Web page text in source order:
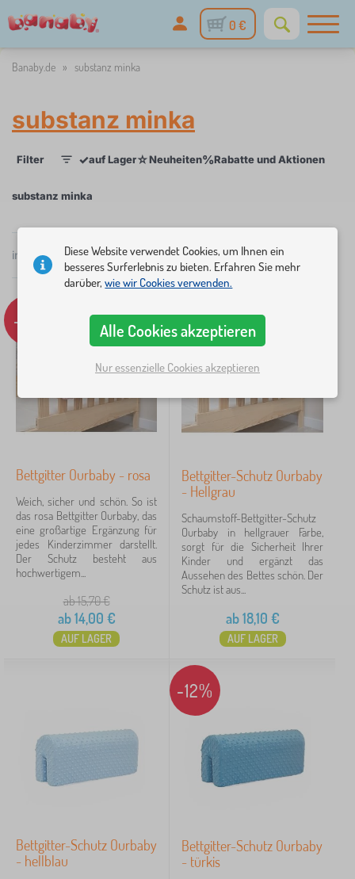
0 €
Banaby.de » substanz minka
substanz minka
Filter ✓auf Lager☆Neuheiten%Rabatte und Aktionen
×
Kategorien
b
n
14 €
Suche innerhalb des filters
Verfügbarkeit
Angebotsart
substanz minka
5
substanz minka
insgesamt5 Produkte
Popularität
-11%
Bettgitter Ourbaby - rosa
Weich, sicher und schön. So ist
das rosa Bettgitter Ourbaby, das
eine großartige Ergänzung für
jedes Kinderzimmer darstellt.
Der Schutz besteht aus
hochwertigem...
ab 15,70€
ab14,00 €
AUF LAGER
Bettgitter-Schutz Ourbaby
- Hellgrau
Schaumstoff-Bettgitter-Schutz
Ourbaby in hellgrauer Farbe,
sorgt für die Sicherheit Ihrer
Kinder und ergänzt das
Aussehen des Bettes schön. Der
Schutz ist aus...
ab18,10 €
AUF LAGER
Bettgitter-Schutz Ourbaby
- hellblau
-12%
Bettgitter-Schutz Ourbaby
- türkis
Diese Website verwendet Cookies, um Ihnen ein
besseres Surferlebnis zu bieten. Erfahren Sie mehr
darüber,wie wir Cookies verwenden.
Alle Cookies akzeptieren
Nur essenzielle Cookies akzeptieren